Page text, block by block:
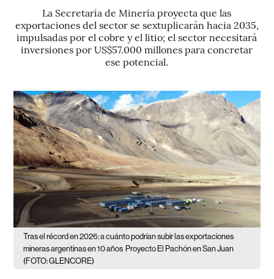
La Secretaría de Minería proyecta que las
exportaciones del sector se sextuplicarán hacia 2035,
impulsadas por el cobre y el litio; el sector necesitará
inversiones por US$57.000 millones para concretar
ese potencial.
Tras el récord en 2026: a cuánto podrían subir las exportaciones
mineras argentinas en 10 años Proyecto El Pachón en San Juan
(FOTO: GLENCORE)